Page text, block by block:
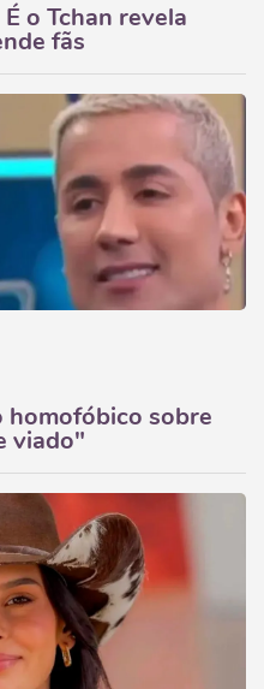
o Tchan revela
fãs
homofóbico sobre
viado"